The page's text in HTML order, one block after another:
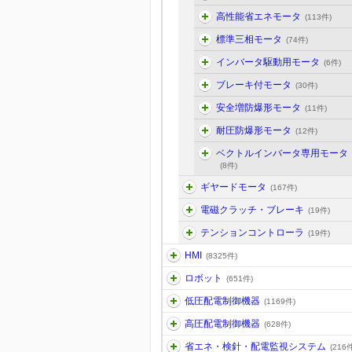
高性能省エネモータ (113件)
標準三相モータ (74件)
インバータ駆動用モータ (6件)
ブレーキ付モータ (30件)
安全増防爆形モータ (11件)
耐圧防爆形モータ (12件)
ベクトルインバータ専用モータ
(8件)
ギヤードモータ (167件)
電磁クラッチ・ブレーキ (19件)
テンションコントローラ (19件)
HMI (8325件)
ロボット (651件)
低圧配電制御機器 (1169件)
高圧配電制御機器 (628件)
省エネ・検針・配電監視システム (216